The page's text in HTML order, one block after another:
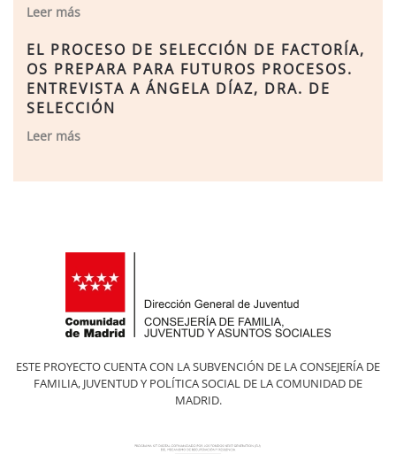
Leer más
EL PROCESO DE SELECCIÓN DE FACTORÍA,
OS PREPARA PARA FUTUROS PROCESOS.
ENTREVISTA A ÁNGELA DÍAZ, DRA. DE
SELECCIÓN
Leer más
ESTE PROYECTO CUENTA CON LA SUBVENCIÓN DE LA CONSEJERÍA DE
FAMILIA, JUVENTUD Y POLÍTICA SOCIAL DE LA COMUNIDAD DE
MADRID.